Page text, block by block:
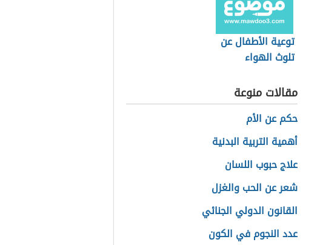
توعية الأطفال عن
تلوث الهواء
مقالات منوعة
حكم عن الأم
أهمية التربية البدنية
علاج حبوب اللسان
شعر عن الحب والغزل
القانون الدولي الجنائي
عدد النجوم في الكون